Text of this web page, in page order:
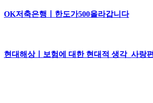
OK저축은행ㅣ한도가500올라갑니다
현대해상ㅣ보험에 대한 현대적 생각_사랑편